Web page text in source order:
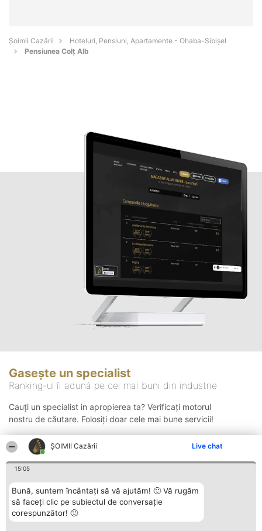
ȘOIMII Cazării Live chat
15:05
Bună, suntem încântați să vă ajutăm! 🙂 Vă rugăm
să faceți clic pe subiectul de conversație
corespunzător! 🙂
Șoimii Cazării
Hoteluri, Pensiuni, Apartamente - Ohaba-Sibişel
Pensiunea Colț Alb
Gasește un specialist
Ranking-ul îi adună pe cei mai buni din industrie
Cauți un specialist in apropierea ta? Verificați motorul
nostru de căutare. Folosiți doar cele mai bune servicii!